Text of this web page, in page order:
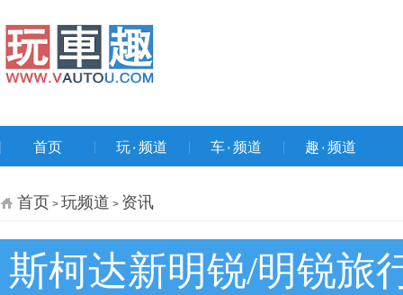
首页 玩۰频道 车۰频道 趣۰频道
首页 > 玩频道 > 资讯
斯柯达新明锐/明锐旅